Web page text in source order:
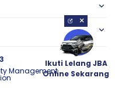
Management
×
Ikuti Lelang JBA
Online Sekarang